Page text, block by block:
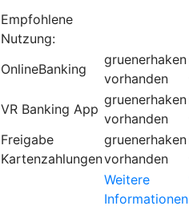
Empfohlene
Nutzung:
OnlineBanking
gruenerhaken
vorhanden
VR Banking App
gruenerhaken
vorhanden
Freigabe
Kartenzahlungen
gruenerhaken
vorhanden
Weitere
Informationen